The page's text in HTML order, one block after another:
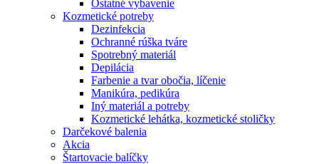
Ostatné vybavenie
Kozmetické potreby
Dezinfekcia
Ochranné rúška tváre
Spotrebný materiál
Depilácia
Farbenie a tvar obočia, líčenie
Manikúra, pedikúra
Iný materiál a potreby
Kozmetické lehátka, kozmetické stoličky
Darčekové balenia
Akcia
Štartovacie balíčky